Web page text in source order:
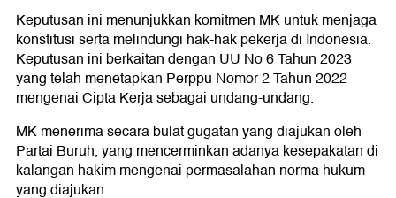
Keputusan ini menunjukkan komitmen MK untuk menjaga
konstitusi serta melindungi hak-hak pekerja di Indonesia.
Keputusan ini berkaitan dengan UU No 6 Tahun 2023
yang telah menetapkan Perppu Nomor 2 Tahun 2022
mengenai Cipta Kerja sebagai undang-undang.
MK menerima secara bulat gugatan yang diajukan oleh
Partai Buruh, yang mencerminkan adanya kesepakatan di
kalangan hakim mengenai permasalahan norma hukum
yang diajukan.